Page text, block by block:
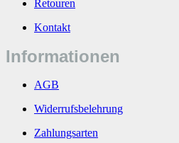
Retouren
Kontakt
Informationen
AGB
Widerrufsbelehrung
Zahlungsarten